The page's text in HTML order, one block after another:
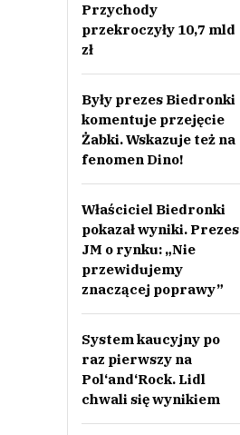
Przychody
przekroczyły 10,7 mld
zł
Były prezes Biedronki
komentuje przejęcie
Żabki. Wskazuje też na
fenomen Dino!
Właściciel Biedronki
pokazał wyniki. Prezes
JM o rynku: „Nie
przewidujemy
znaczącej poprawy”
System kaucyjny po
raz pierwszy na
Pol‘and‘Rock. Lidl
chwali się wynikiem